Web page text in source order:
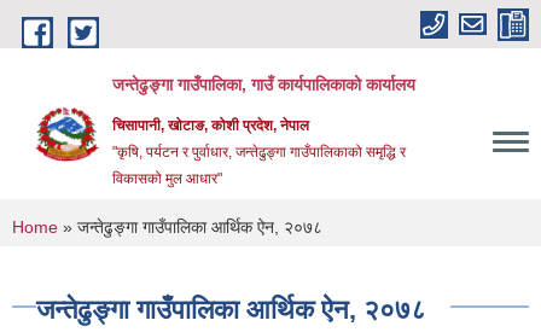
Skip to main content
जन्तेढुङ्गा गाउँपालिका, गाउँ कार्यपालिकाको कार्यालय
चिसापानी, खोटाङ, कोशी प्रदेश, नेपाल
"कृषि, पर्यटन र पुर्वाधार, जन्तेढुङ्गा गाउँपालिकाको समृद्धि र
विकासको मुल आधार"
You are here
Home » जन्तेढुङ्गा गाउँपालिका आर्थिक ऐन, २०७८
जन्तेढुङ्गा गाउँपालिका आर्थिक ऐन, २०७८